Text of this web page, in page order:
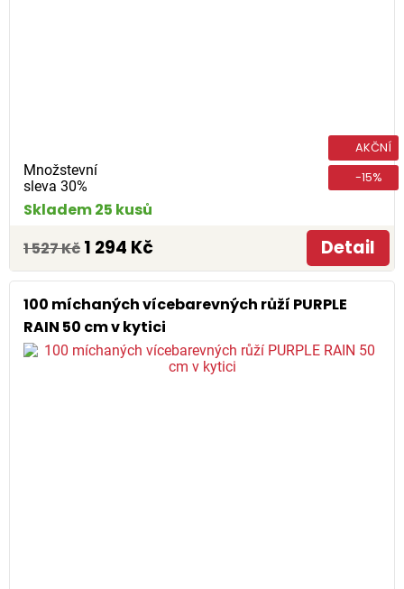
Množstevní
sleva 30%
AKČNÍ
-15%
Skladem 25 kusů
1 527 Kč 1 294 Kč Detail
100 míchaných vícebarevných růží PURPLE
RAIN 50 cm v kytici